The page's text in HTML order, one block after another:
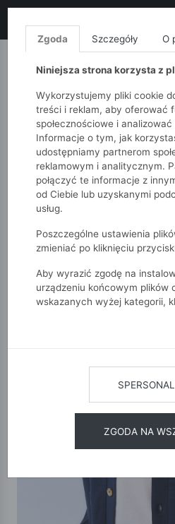
MONNARI
51015kids
Chłopcy 2-7 lat
Bluza chłopięca rozpinana na
Zgoda Szczegóły O
Niniejsza strona korzysta z
Wykorzystujemy pliki cookie
treści i reklam, aby oferować
społecznościowe i
Informacje o tym, jak
udostępniamy partnerom
reklamowym i analitycznym.
połączyć te informacje z
od Ciebie lub uzyskanymi
usług.
Poszczególne ustawienia
zmieniać po kliknięciu
Aby wyrazić zgodę na
urządzeniu końcowym plików
wskazanych wyżej kategorii,
ZGODA NA